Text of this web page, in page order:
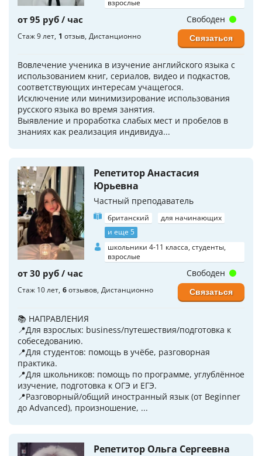
взрослые
от 95 руб / час
Стаж 9 лет 1 отзыв Дистанционно
Вовлечение ученика в изучение английского языка с
использованием книг, сериалов, видео и подкастов,
соответствующих интересам учащегося.
Исключение или минимизирование использования
русского языка во время занятия.
Выявление и проработка слабых мест и пробелов в
знаниях как реализация индивидуа...
Свободен
Связаться
Репетитор Анастасия
Юрьевна
Частный преподаватель
британский
для начинающих
и еще 5
школьники 4-11 класса, студенты,
взрослые
от 30 руб / час
Стаж 10 лет 6отзывов Дистанционно
📚 НАПРАВЛЕНИЯ
📍Для взрослых: business/путешествия/подготовка к
собеседованию.
📍Для студентов: помощь в учёбе, разговорная
практика.
📍Для школьников: помощь по программе, углублённое
изучение, подготовка к ОГЭ и ЕГЭ.
📍Разговорный/общий иностранный язык (от Beginner
до Advanced), произношение, ...
Свободен
Связаться
Репетитор Ольга Сергеевна